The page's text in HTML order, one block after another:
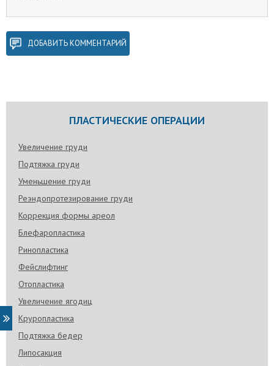
ДОБАВИТЬ КОММЕНТАРИЙ
ПЛАСТИЧЕСКИЕ ОПЕРАЦИИ
Увеличение груди
Подтяжка груди
Уменьшение груди
Реэндопротезирование груди
Коррекция формы ареол
Блефаропластика
Ринопластика
Фейслифтинг
Отопластика
Увеличение ягодиц
Круропластика
Подтяжка бедер
Липосакция